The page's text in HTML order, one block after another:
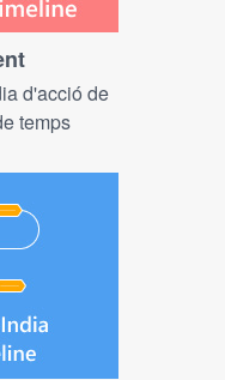
d'acció de
temps